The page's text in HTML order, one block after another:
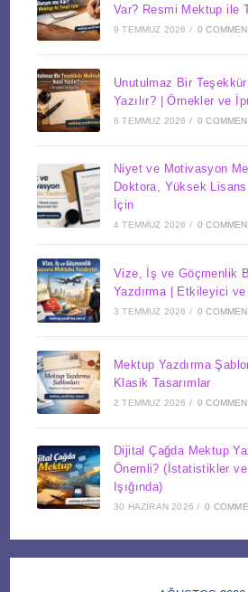
Var? Resmi Mektup ile
9 TEMMUZ 2026 / 0
Unutulmaz Bir Teşekkür
Yazılır? | Örnekler ve
6 TEMMUZ 2026 / 0
Niyet ve Motivasyon
Doktora, Yüksek
İçin
4 TEMMUZ 2026 / 0
Vize, İş ve Göçmenlik
Yazdırma | Etkileyici
3 TEMMUZ 2026 / 0
Mektup Yazdırma
Klasik Tasarımlar
2 TEMMUZ 2026 / 0
Dijital Çağda Mektup
Önemli? (İstatistikler ve
Işığında)
30 HAZIRAN 2026 / 0